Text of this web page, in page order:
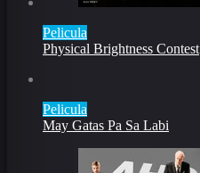
Pelicula
Physical Brightness Contest
Pelicula
May Gatas Pa Sa Labi